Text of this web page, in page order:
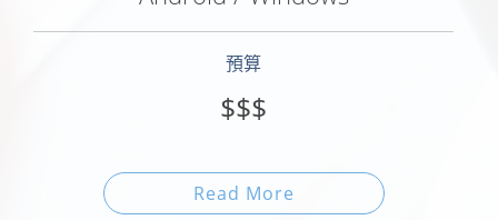
預算
$$$
Read More